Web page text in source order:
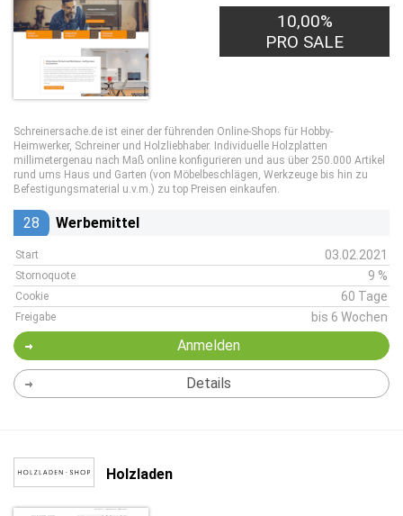
10,00%
PRO SALE
Schreinersache.de ist einer der führenden Online-Shops für Hobby-
Heimwerker, Schreiner und Holzliebhaber. Individuelle Holzplatten
millimetergenau nach Maß online konfigurieren und aus über 250.000 Artikel
rund ums Haus und Garten (von Möbelbeschlägen, Werkzeuge bis hin zu
Befestigungsmaterial u.v.m.) zu top Preisen einkaufen.
28 Werbemittel
Start 03.02.2021
Stornoquote 9 %
Cookie 60 Tage
Freigabe bis 6 Wochen
Anmelden
Details
Holzladen